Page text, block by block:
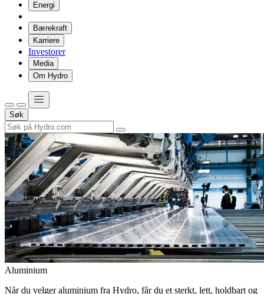
Energi
Bærekraft
Karriere
Investorer
Media
Om Hydro
Søk
Aluminium
Når du velger aluminium fra Hydro, får du et sterkt, lett, holdbart og